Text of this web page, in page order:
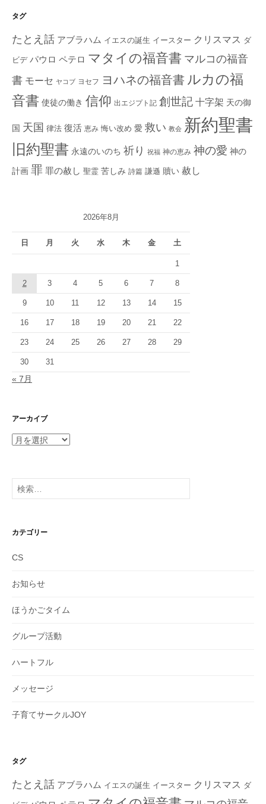
タグ
たとえ話 アブラハム イエスの誕生 イースター クリスマス ダ
ビデ パウロ ペテロ マタイの福音書 マルコの福音
書 モーセ ヤコブ ヨセフ ヨハネの福音書 ルカの福
音書 使徒の働き 信仰 出エジプト記 創世記 十字架 天の御
国 天国 律法 復活 恵み 悔い改め 愛 救い 教会 新約聖書
旧約聖書 永遠のいのち 祈り 祝福 神の恵み 神の愛 神の
計画 罪 罪の赦し 聖霊 苦しみ 詩篇 謙遜 贖い 赦し
2026年8月
日 月 火 水 木 金 土
1
2 3 4 5 6 7 8
9 10 11 12 13 14 15
16 17 18 19 20 21 22
23 24 25 26 27 28 29
30 31
« 7月
アーカイブ
ア
イ
ブ
検
索:
カテゴリー
CS
お知らせ
ほうかごタイム
グループ活動
ハートフル
メッセージ
子育てサークルJOY
タグ
たとえ話 アブラハム イエスの誕生 イースター クリスマス ダ